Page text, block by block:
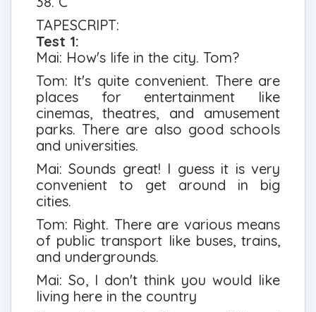
TAPESCRIPT:
Test 1:
Mai: How's life in the city. Tom?
Tom: It's quite convenient. There are
places for entertainment like
cinemas, theatres, and amusement
parks. There are also good schools
and universities.
Mai: Sounds great! I guess it is very
convenient to get around in big
cities.
Tom: Right. There are various means
of public transport like buses, trains,
and undergrounds.
Mai: So, l don't think you would like
living here in the country